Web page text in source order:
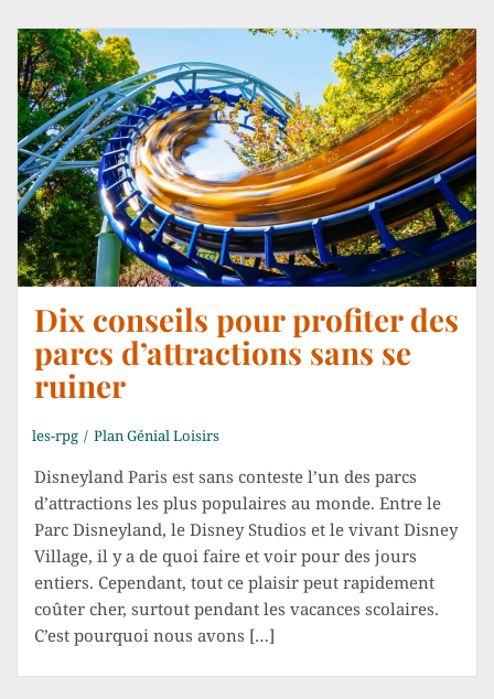
Dix conseils pour profiter des
parcs d’attractions sans se
ruiner
les-rpg Plan Génial Loisirs
Disneyland Paris est sans conteste l’un des parcs
d’attractions les plus populaires au monde. Entre le
Parc Disneyland, le Disney Studios et le vivant Disney
Village, il y a de quoi faire et voir pour des jours
entiers. Cependant, tout ce plaisir peut rapidement
coûter cher, surtout pendant les vacances scolaires.
C’est pourquoi nous avons […]